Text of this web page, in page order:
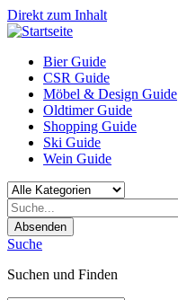
Direkt zum Inhalt
Bier Guide
CSR Guide
Möbel & Design Guide
Oldtimer Guide
Shopping Guide
Ski Guide
Wein Guide
Absenden
Suche
Suchen und Finden